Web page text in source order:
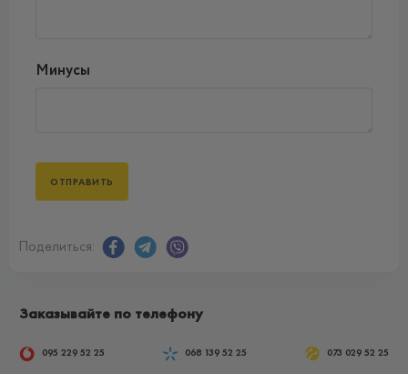
Минусы
Поделиться:
Заказывайте по телефону
095 229 52 25 068 139 52 25 073 029 52 25